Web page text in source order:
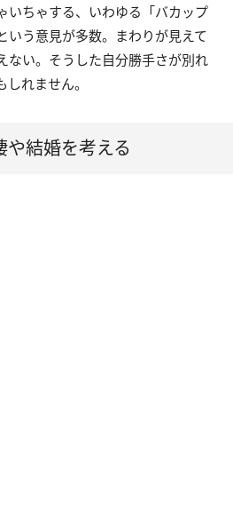
いちゃする、いわゆる「バカップ
いう意見が多数。まわりが見えて
ない。そうした自分勝手さが別れ
れません。
結婚を考える